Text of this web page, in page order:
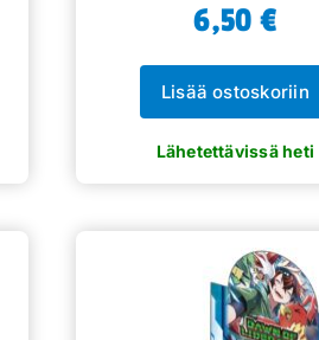
6,50 €
Lisää ostoskoriin